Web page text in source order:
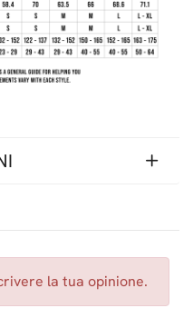
la tua opinione.